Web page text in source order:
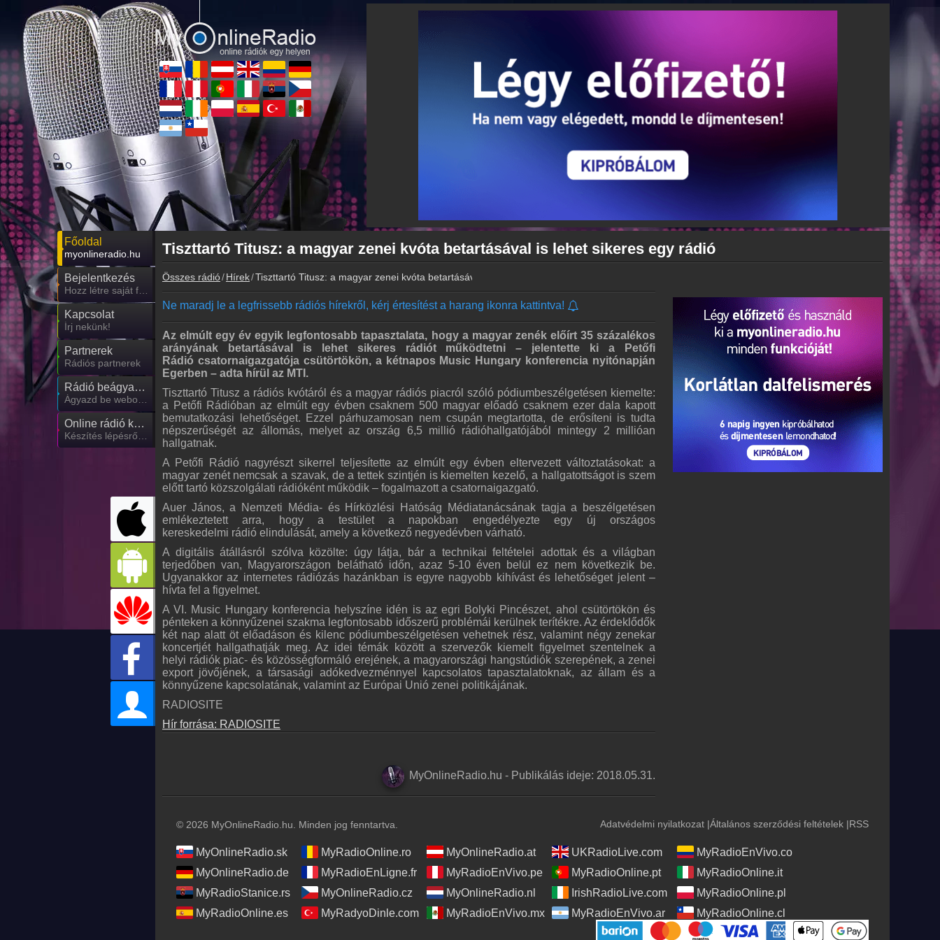
Főoldal
myonlineradio.hu
Bejelentkezés
Hozz létre saját fiókot!
Kapcsolat
Írj nekünk!
Partnerek
Rádiós partnerek
Rádió beágyazás
Ágyazd be weboldaladba
Online rádió készítés
Készítés lépésről lépésre
Tiszttartó Titusz: a magyar zenei kvóta betartásával is lehet sikeres egy rádió
Összes rádió Hírek Tiszttartó Titusz: a magyar zenei kvóta betartásával is lehet sikeres egy rádió
Ne maradj le a legfrissebb rádiós hírekről, kérj értesítést a harang ikonra kattintva!
Az elmúlt egy év egyik legfontosabb tapasztalata, hogy a magyar zenék előírt 35 százalékos
arányának betartásával is lehet sikeres rádiót működtetni – jelentette ki a Petőfi
Rádió csatornaigazgatója csütörtökön, a kétnapos Music Hungary konferencia nyitónapján
Egerben – adta hírül az MTI.
Tiszttartó Titusz a rádiós kvótáról és a magyar rádiós piacról szóló pódiumbeszélgetésen kiemelte:
a Petőfi Rádióban az elmúlt egy évben csaknem 500 magyar előadó csaknem ezer dala kapott
bemutatkozási lehetőséget. Ezzel párhuzamosan nem csupán megtartotta, de erősíteni is tudta
népszerűségét az állomás, melyet az ország 6,5 millió rádióhallgatójából mintegy 2 millióan
hallgatnak.
A Petőfi Rádió nagyrészt sikerrel teljesítette az elmúlt egy évben eltervezett változtatásokat: a
magyar zenét nemcsak a szavak, de a tettek szintjén is kiemelten kezelő, a hallgatottságot is szem
előtt tartó közszolgálati rádióként működik – fogalmazott a csatornaigazgató.
Auer János, a Nemzeti Média- és Hírközlési Hatóság Médiatanácsának tagja a beszélgetésen
emlékeztetett arra, hogy a testület a napokban engedélyezte egy új országos
kereskedelmi rádió elindulását, amely a következő negyedévben várható.
A digitális átállásról szólva közölte: úgy látja, bár a technikai feltételei adottak és a világban
terjedőben van, Magyarországon belátható időn, azaz 5-10 éven belül ez nem következik be.
Ugyanakkor az internetes rádiózás hazánkban is egyre nagyobb kihívást és lehetőséget jelent –
hívta fel a figyelmet.
A VI. Music Hungary konferencia helyszíne idén is az egri Bolyki Pincészet, ahol csütörtökön és
pénteken a könnyűzenei szakma legfontosabb időszerű problémái kerülnek terítékre. Az érdeklődők
két nap alatt öt előadáson és kilenc pódiumbeszélgetésen vehetnek rész, valamint négy zenekar
koncertjét hallgathatják meg. Az idei témák között a szervezők kiemelt figyelmet szentelnek a
helyi rádiók piac- és közösségformáló erejének, a magyarországi hangstúdiók szerepének, a zenei
export jövőjének, a társasági adókedvezménnyel kapcsolatos tapasztalatoknak, az állam és a
könnyűzene kapcsolatának, valamint az Európai Unió zenei politikájának.
RADIOSITE
Hír forrása: RADIOSITE
MyOnlineRadio.hu - Publikálás ideje: 2018.05.31.
© 2026 MyOnlineRadio.hu. Minden jog fenntartva. Adatvédelmi nyilatkozat |Általános szerződési feltételek |RSS
MyOnlineRadio.sk MyRadioOnline.ro MyOnlineRadio.at UKRadioLive.com
MyRadioEnVivo.co
MyOnlineRadio.de
MyRadioEnLigne.fr MyRadioEnVivo.pe MyRadioOnline.pt
MyRadioOnline.it
MyRadioStanice.rs
MyOnlineRadio.cz MyOnlineRadio.nl IrishRadioLive.com
MyRadioOnline.pl
MyRadioOnline.es
MyRadyoDinle.com MyRadioEnVivo.mx MyRadioEnVivo.ar MyRadioOnline.cl